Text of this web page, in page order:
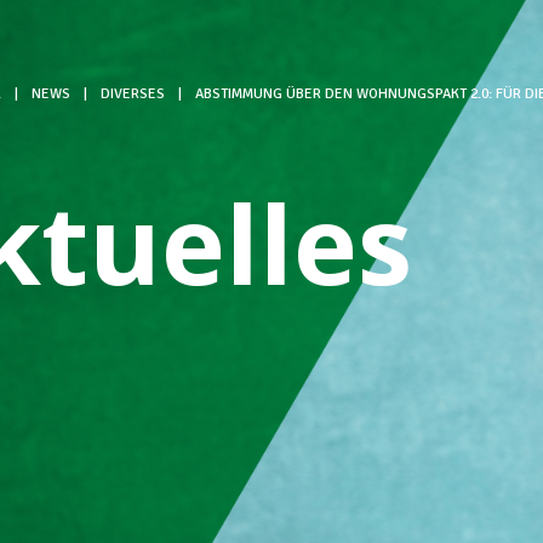
NEWS DIVERSES ABSTIMMUNG ÜBER DEN WOHNUNGSPAKT 2.0: FÜR